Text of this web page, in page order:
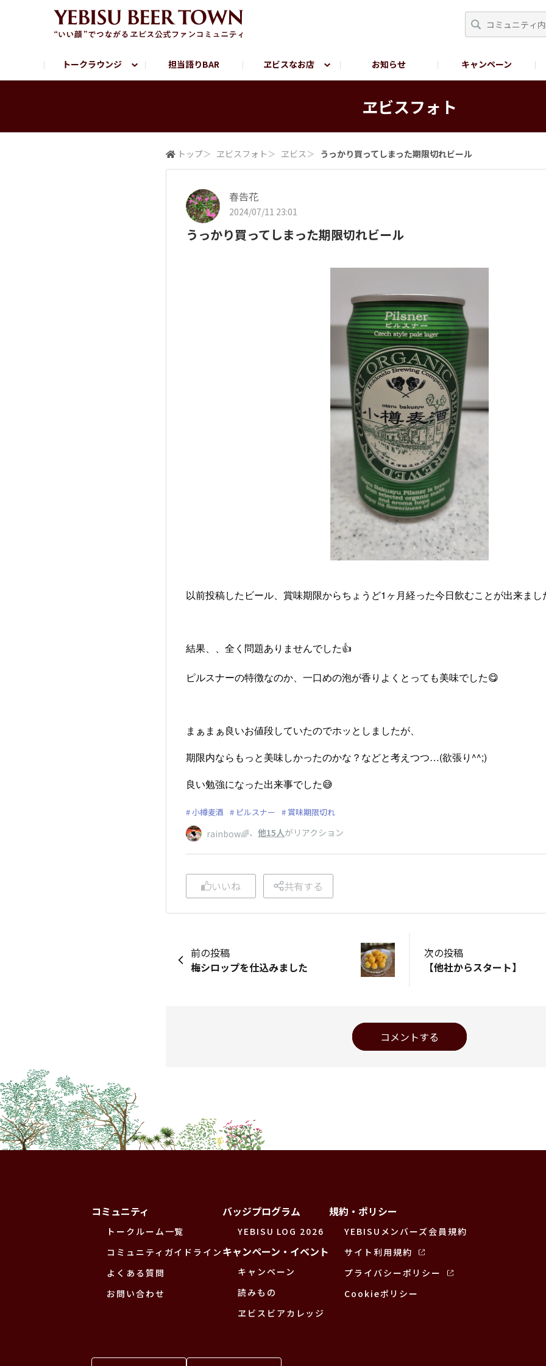
トークラウンジ 担当語りBAR ヱビスなお店 お知らせ キャンペーン
サッポロビール公式Instagram
ヱビスフォト
トップ＞ ヱビスフォト ＞ ヱビス＞ うっかり買ってしまった期限切れビール
春告花
2024/07/11 23:01
うっかり買ってしまった期限切れビール
以前投稿したビール、賞味期限からちょうど1ヶ月経った今日飲むことが出来まし
結果、、全く問題ありませんでした👍
ピルスナーの特徴なのか、一口めの泡が香りよくとっても美味でした😋
まぁまぁ良いお値段していたのでホッとしましたが、
期限内ならもっと美味しかったのかな？などと考えつつ…(欲張り^^;)
良い勉強になった出来事でした😅
小樽麦酒 ピルスナー 賞味期限切れ
rainbow🌈、 他15人がリアクション
いいね 共有する
前の投稿
梅シロップを仕込みました
次の投稿
【他社からスタート】
コメントする
コミュニティ
トークルーム一覧
コミュニティガイドライン
よくある質問
お問い合わせ
バッジプログラム
YEBISU LOG 2026
キャンペーン・イベント
キャンペーン
読みもの
ヱビスビアカレッジ
規約・ポリシー
YEBISUメンバーズ会員規約
サイト利用規約
プライバシーポリシー
Cookieポリシー